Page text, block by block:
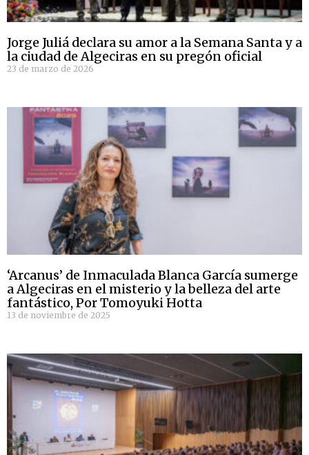
Jorge Juliá declara su amor a la Semana Santa y a
la ciudad de Algeciras en su pregón oficial
23 de marzo de 2026
‘Arcanus’ de Inmaculada Blanca García sumerge
a Algeciras en el misterio y la belleza del arte
fantástico, Por Tomoyuki Hotta
13 de noviembre de 2025